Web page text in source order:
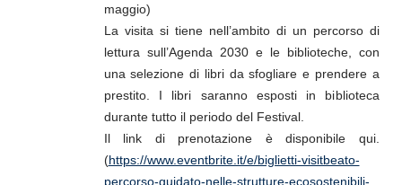
maggio)
La visita si tiene nell’ambito di un percorso di
lettura sull’Agenda 2030 e le biblioteche, con
una selezione di libri da sfogliare e prendere a
prestito. I libri saranno esposti in biblioteca
durante tutto il periodo del Festival.
Il link di prenotazione è disponibile qui.
(https://www.eventbrite.it/e/biglietti-visitbeato-
percorso-guidato-nelle-strutture-ecosostenibili-